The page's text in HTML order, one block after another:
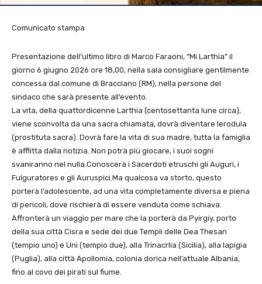
Comunicato stampa
Presentazione dell’ultimo libro di Marco Faraoni, “Mi Larthia” il
giorno 6 giugno 2026 ore 18,00, nella sala consigliare gentilmente
concessa dal comune di Bracciano (RM), nella persone del
sindaco che sarà presente all’evento.
La vita, della quattordicenne Larthia (centosettanta lune circa),
viene sconvolta da una sacra chiamata, dovrà diventare Ierodula
(prostituta sacra). Dovrà fare la vita di sua madre, tutta la famiglia
è afflitta dalla notizia. Non potrà più giocare, i suoi sogni
svaniranno nel nulla.Conoscerà i Sacerdoti etruschi gli Auguri, i
Fulguratores e gli Auruspici.Ma qualcosa va storto, questo
porterà l’adolescente, ad una vita completamente diversa e piena
di pericoli, dove rischierà di essere venduta come schiava.
Affronterà un viaggio per mare che la porterà da Pyirgiy, porto
della sua città Cisra e sede dei due Templi delle Dea Thesan
(tempio uno) e Uni (tempio due), alla Trinacrlia (Sicilia), alla Iapigia
(Puglia), alla città Apollomia, colonia dorica nell’attuale Albania,
fino al covo dei pirati sul fiume.